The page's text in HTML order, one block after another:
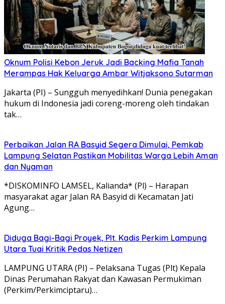
Oknum Polisi Kebon Jeruk Jadi Backing Mafia Tanah
Merampas Hak Keluarga Ambar Witjaksono Sutarman
Jakarta (PI) – Sungguh menyedihkan! Dunia penegakan
hukum di Indonesia jadi coreng-moreng oleh tindakan
tak…
Perbaikan Jalan RA Basyid Segera Dimulai, Pemkab
Lampung Selatan Pastikan Mobilitas Warga Lebih Aman
dan Nyaman
*DISKOMINFO LAMSEL, Kalianda* (Pl) – Harapan
masyarakat agar Jalan RA Basyid di Kecamatan Jati
Agung…
Diduga Bagi-Bagi Proyek, Plt. Kadis Perkim Lampung
Utara Tuai Kritik Pedas Netizen
LAMPUNG UTARA (PI) – Pelaksana Tugas (Plt) Kepala
Dinas Perumahan Rakyat dan Kawasan Permukiman
(Perkim/Perkimciptaru)…